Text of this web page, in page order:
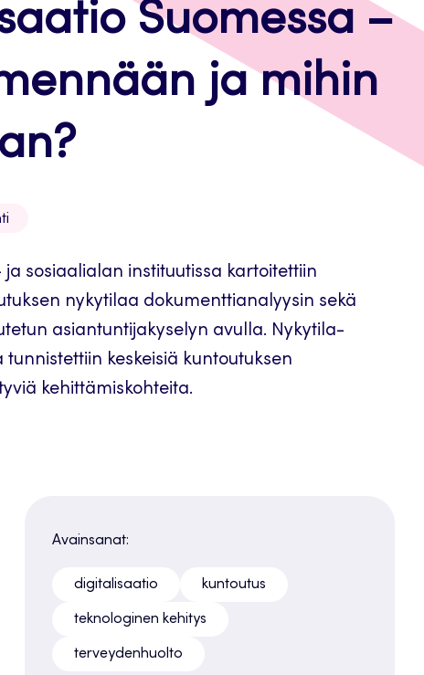
Suomessa –
ja mihin
ja sosiaalialan instituutissa kartoitettiin
nykytilaa dokumenttianalyysin sekä
asiantuntijakyselyn avulla. Nykytila-
keskeisiä kuntoutuksen
kehittämiskohteita.
Avainsanat:
digitalisaatio kuntoutus
teknologinen kehitys
terveydenhuolto